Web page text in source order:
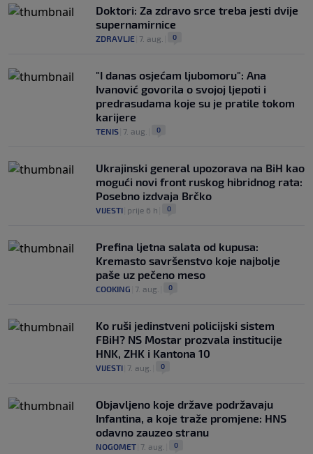
Doktori: Za zdravo srce treba jesti dvije
supernamirnice
ZDRAVLJE 7. aug. 0
"I danas osjećam ljubomoru": Ana
Ivanović govorila o svojoj ljepoti i
predrasudama koje su je pratile tokom
karijere
TENIS 7. aug. 0
Ukrajinski general upozorava na BiH kao
mogući novi front ruskog hibridnog rata:
Posebno izdvaja Brčko
VIJESTI prije 6 h 0
Prefina ljetna salata od kupusa:
Kremasto savršenstvo koje najbolje
paše uz pečeno meso
COOKING 7. aug. 0
Ko ruši jedinstveni policijski sistem
FBiH? NS Mostar prozvala institucije
HNK, ZHK i Kantona 10
VIJESTI 7. aug. 0
Objavljeno koje države podržavaju
Infantina, a koje traže promjene: HNS
odavno zauzeo stranu
NOGOMET 7. aug. 0